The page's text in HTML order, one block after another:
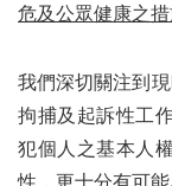
危及公眾健康之
我們深切關注到
拘捕及起訴性工
犯個人之基本人